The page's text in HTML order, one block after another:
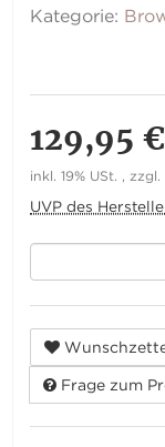
Kategorie:
129,95 €
inkl. 19% USt. , zzgl.
UVP des
Frage zum